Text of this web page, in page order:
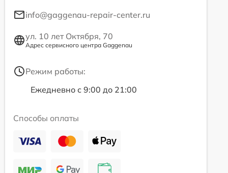
info@gaggenau-repair-center.ru
ул. 10 лет Октября, 70
Адрес сервисного центра Gaggenau
Режим работы:
Ежедневно с 9:00 до 21:00
Способы оплаты